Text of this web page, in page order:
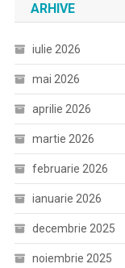
ARHIVE
iulie 2026
mai 2026
aprilie 2026
martie 2026
februarie 2026
ianuarie 2026
decembrie 2025
noiembrie 2025